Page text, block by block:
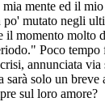
mente ed il
mutato negli
il momento molto
Poco tempo
annunciata
sarà solo un breve
sul loro amore?